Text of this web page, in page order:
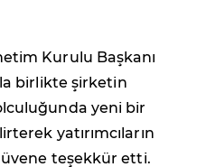
Kurulu Başkanı
birlikte şirketin
yeni bir
yatırımcıların
teşekkür etti.